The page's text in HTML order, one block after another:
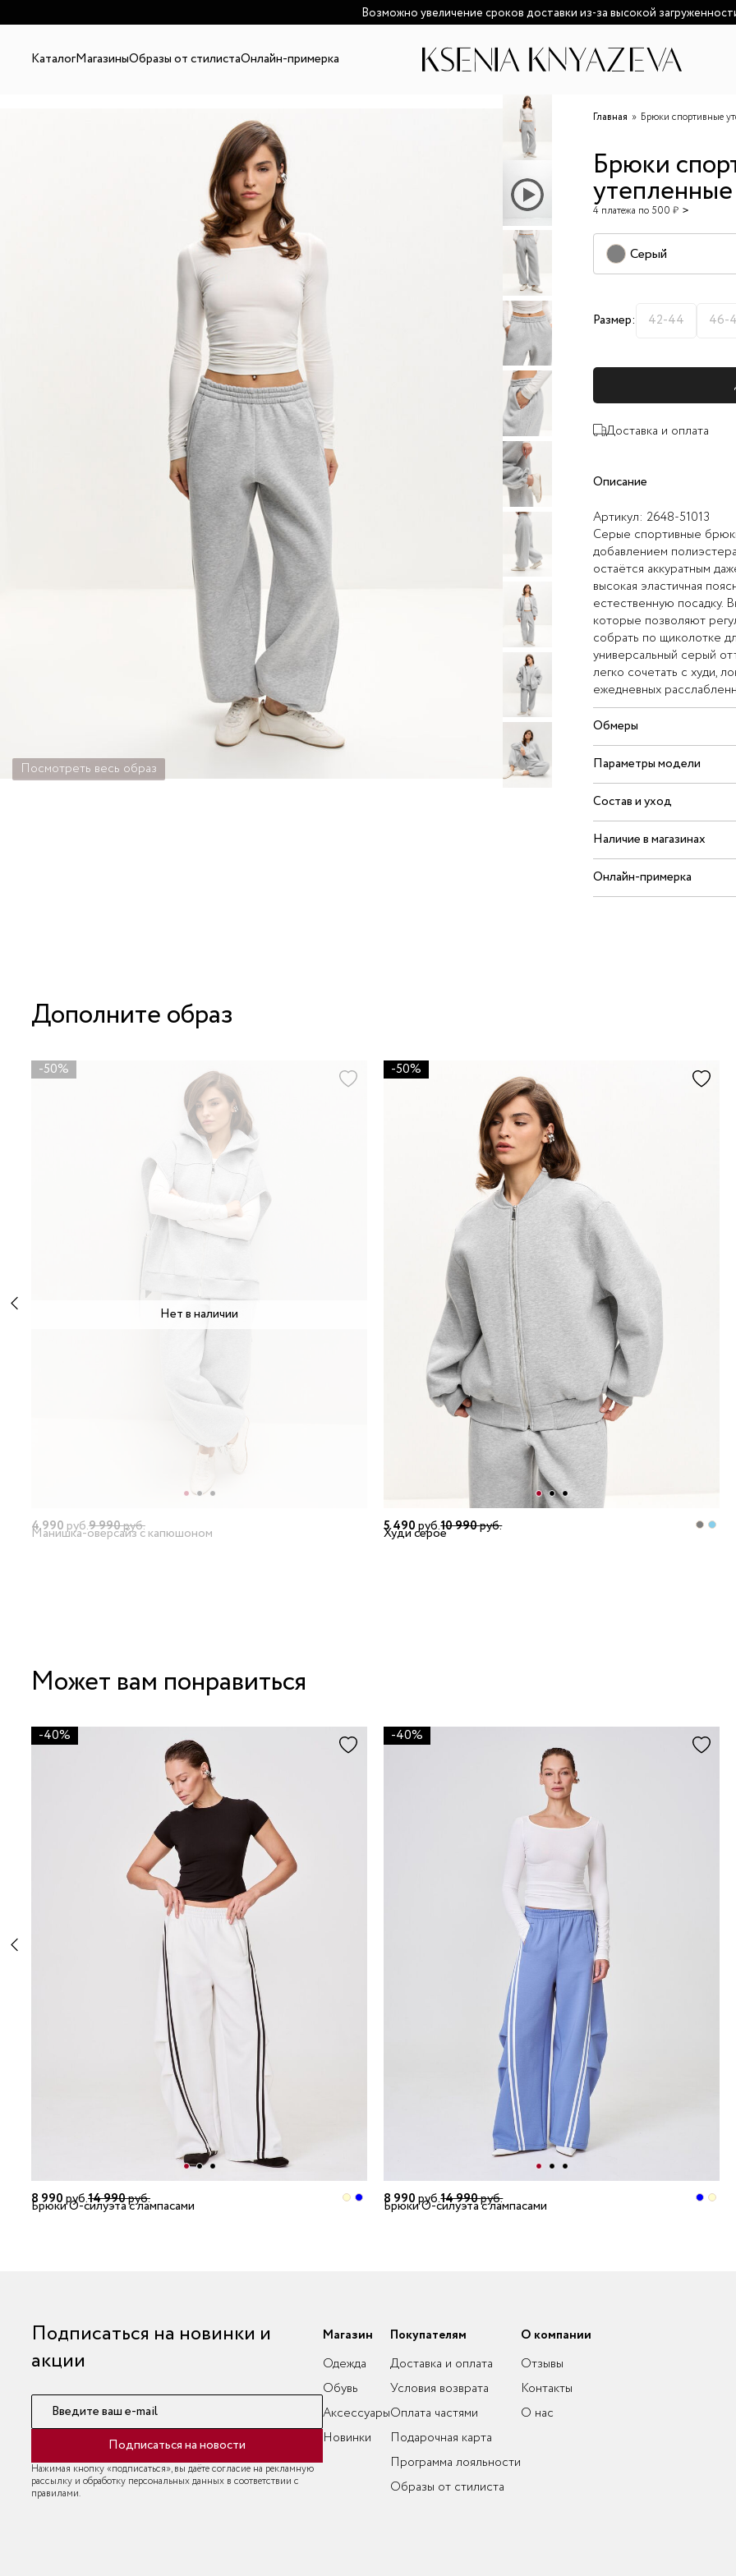
Возможно увеличение сроков доставки из-за высокой
КаталогМагазиныОбразы от стилистаОнлайн-примерка
Посмотреть весь образ
Главная Брюки спортивные
Брюки
утепленные
4 платежа по 500 ₽
Серый
Размер: 42-44 46-
Доставка и оплата
Описание
Артикул: 2648-51013
Серые спортивные
добавлением
остаётся аккуратным
высокая эластичная
естественную посадку.
которые позволяют
собрать по щиколотке
универсальный серый
легко сочетать с худи,
ежедневных
Обмеры
Параметры модели
Состав и уход
Наличие в магазинах
Онлайн-примерка
Дополните образ
Нет в наличии
-50%
4 990 руб.9 990руб.
Манишка-оверсайз с капюшоном
-50%
5 490руб.10 990руб.
Худи серое
Может вам понравиться
-40%
8 990руб.14 990руб.
Брюки О-силуэта с лампасами
-40%
8 990руб.14 990руб.
Брюки О-силуэта с лампасами
Подписаться на новинки и
акции
Введите ваш e-mail
Подписаться на новости
Нажимая кнопку «подписаться», вы даёте согласие на рекламную
рассылку и обработку персональных данных в соответствии с
правилами.
Магазин
Одежда
Обувь
Аксессуары
Новинки
Покупателям
Доставка и оплата
Условия возврата
Оплата частями
Подарочная карта
Программа лояльности
Образы от стилиста
О компании
Отзывы
Контакты
О нас